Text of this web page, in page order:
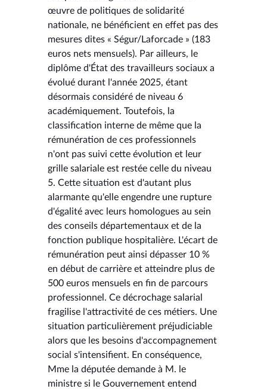
œuvre de politiques de solidarité
nationale, ne bénéficient en effet pas des
mesures dites « Ségur/Laforcade » (183
euros nets mensuels). Par ailleurs, le
diplôme d'État des travailleurs sociaux a
évolué durant l'année 2025, étant
désormais considéré de niveau 6
académiquement. Toutefois, la
classification interne de même que la
rémunération de ces professionnels
n'ont pas suivi cette évolution et leur
grille salariale est restée celle du niveau
5. Cette situation est d'autant plus
alarmante qu'elle engendre une rupture
d'égalité avec leurs homologues au sein
des conseils départementaux et de la
fonction publique hospitalière. L'écart de
rémunération peut ainsi dépasser 10 %
en début de carrière et atteindre plus de
500 euros mensuels en fin de parcours
professionnel. Ce décrochage salarial
fragilise l'attractivité de ces métiers. Une
situation particulièrement préjudiciable
alors que les besoins d'accompagnement
social s'intensifient. En conséquence,
Mme la députée demande à M. le
ministre si le Gouvernement entend